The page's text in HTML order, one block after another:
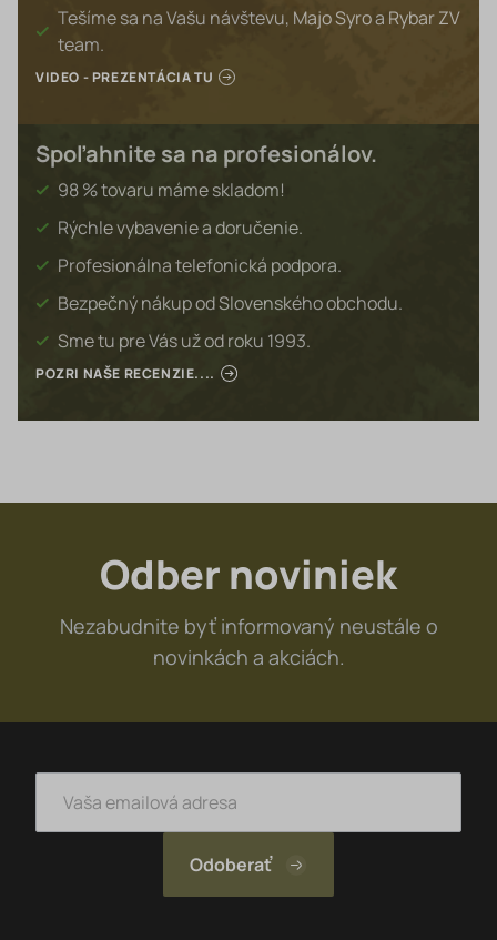
Tešíme sa na Vašu návštevu, Majo Syro a Rybar ZV
team.
VIDEO - PREZENTÁCIA TU
Spoľahnite sa na profesionálov.
98 % tovaru máme skladom!
Rýchle vybavenie a doručenie.
Profesionálna telefonická podpora.
Bezpečný nákup od Slovenského obchodu.
Sme tu pre Vás už od roku 1993.
POZRI NAŠE RECENZIE....
Odber noviniek
Nezabudnite byť informovaný neustále o
novinkách a akciách.